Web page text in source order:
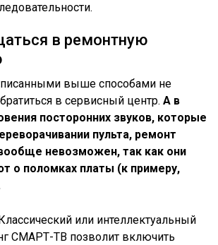
в ремонтную
выше способами не
в сервисный центр.А в
посторонних звуков, которые
пульта, ремонт
невозможен, так как они
о поломках платы (к примеру,
или интеллектуальный
СМАРТ-ТВ позволит включить